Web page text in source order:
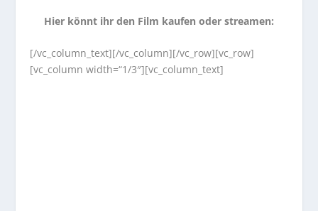
Hier könnt ihr den Film kaufen oder streamen:
[/vc_column_text][/vc_column][/vc_row][vc_row]
[vc_column width=“1/3″][vc_column_text]